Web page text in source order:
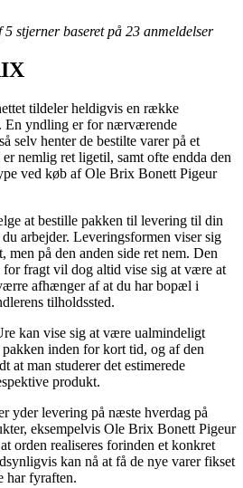
stjerner baseret på 23 anmeldelser
tildeler heldigvis en række
En yndling er for nærværende
selv henter de bestilte varer på et
nemlig ret ligetil, samt ofte endda den
ved køb af Ole Brix Bonett Pigeur
at bestille pakken til levering til din
arbejder. Leveringsformen viser sig
men på den anden side ret nem. Den
for fragt vil dog altid vise sig at være at
afhænger af at du har bopæl i
tilholdssted.
kan vise sig at være ualmindeligt
inden for kort tid, og af den
at man studerer det estimerede
produkt.
yder levering på næste hverdag på
eksempelvis Ole Brix Bonett Pigeur
orden realiseres forinden et konkret
kan nå at få de nye varer fikset
har fyraften.